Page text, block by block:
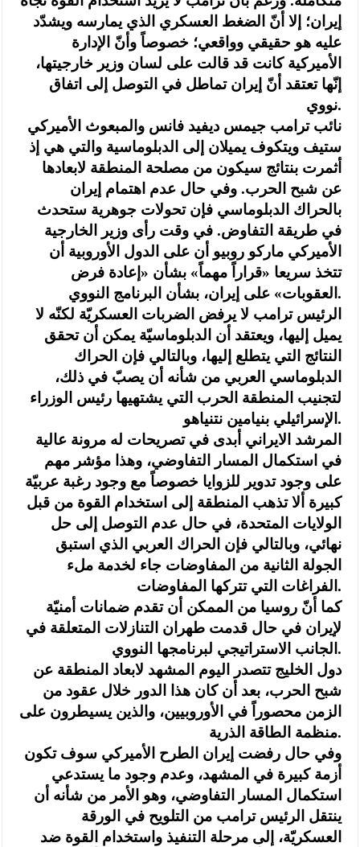
إيران؛ إلا أنّ الضغط العسكري الذي يمارسه ويشدّد
عليه هو حقيقي وواقعي؛ خصوصاً وأنّ الإدارة
الأميركية كانت قد قالت على لسان وزير خارجيتها،
إنّها تعتقد أنّ إيران تماطل في التوصل إلى اتفاق
نووي.
نائب ترامب جيمس ديفيد فانس والمبعوث الأميركي
ستيف ويتكوف يميلان إلى الدبلوماسية والتي هي إذ
أثمرت بنتائج سيكون من مصلحة المنطقة لابعادها
عن شبح الحرب. وفي حال عدم اهتمام إيران
بالحراك الدبلوماسي فإن تحولات جوهرية ستحدث
في طريقة التفاوض. في وقت رأى وزير الخارجية
الأميركي ماركو روبيو أن على الدول الأوروبية أن
تتخذ سريعا «قراراً مهماً» بشأن «إعادة فرض
العقوبات» على إيران، بشأن البرنامج النووي.
الرئيس ترامب لا يرفض الضربات العسكريّة لكنّه لا
يميل إليها، ويعتقد أن الدبلوماسيّة يمكن أن تحقق
النتائج التي يتطلع إليها، وبالتالي فإن الحراك
الدبلوماسي العربي من شأنه أن يصبّ في ذلك،
لتجنيب المنطقة الحرب التي يشتهيها رئيس الوزراء
الإسرائيلي بنيامين نتنياهو.
المرشد الايراني أبدى في تصريحات له مرونة عالية
في استكمال المسار التفاوضي، وهذا مؤشر مهم
على وجود تدوير للزوايا خصوصاً مع وجود رغبة عربيّة
كبيرة ألا تذهب المنطقة إلى استخدام القوة من قبل
الولايات المتحدة، في حال عدم التوصل إلى حل
نهائي، وبالتالي فإن الحراك العربي الذي استبق
الجولة الثانية من المفاوضات جاء لخدمة ملء
الفراغات التي تتركها المفاوضات.
كما أنّ روسيا من الممكن أن تقدم ضمانات أمنيّة
لإيران في حال قدمت طهران التنازلات المتعلقة في
الجانب الاستراتيجي لبرنامجها النووي.
دول الخليج تتصدر اليوم المشهد لابعاد المنطقة عن
شبح الحرب، بعد أن كان هذا الدور خلال عقود من
الزمن محصوراً في الأوروبيين، والذين يسيطرون على
منظمة الطاقة الذرية.
وفي حال رفضت إيران الطرح الأميركي سوف تكون
أزمة كبيرة في المشهد، وعدم وجود ما يستدعي
استكمال المسار التفاوضي، وهو الأمر من شأنه أن
ينتقل الرئيس ترامب من التلويح في الورقة
العسكريّة، إلى مرحلة التنفيذ واستخدام القوة ضد